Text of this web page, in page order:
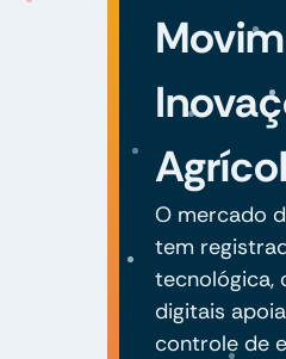
O mercado
tem
tecnológica,
digitais
controle de